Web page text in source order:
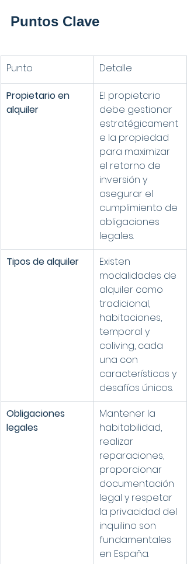
Puntos Clave
Punto Detalle
Propietario en
alquiler
El propietario
debe gestionar
estratégicament
e la propiedad
para maximizar
el retorno de
inversión y
asegurar el
cumplimiento de
obligaciones
legales.
Tipos de alquiler
Existen
modalidades de
alquiler como
tradicional,
habitaciones,
temporal y
coliving, cada
una con
características y
desafíos únicos.
Obligaciones
legales
Mantener la
habitabilidad,
realizar
reparaciones,
proporcionar
documentación
legal y respetar
la privacidad del
inquilino son
fundamentales
en España.